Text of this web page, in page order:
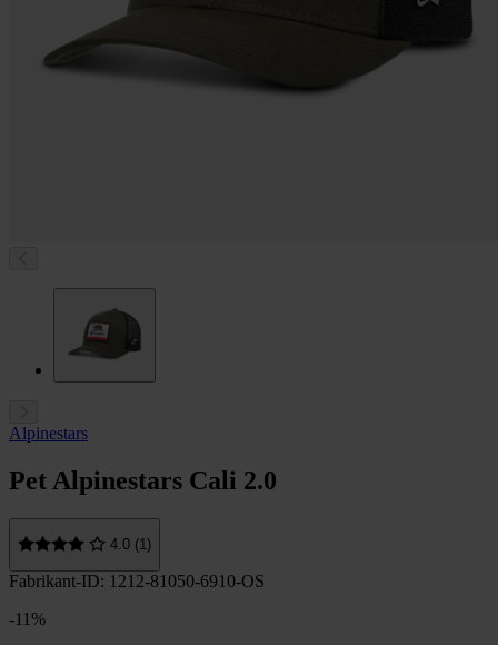
Alpinestars
Pet Alpinestars Cali 2.0
4.0 (1)
Fabrikant-ID: 1212-81050-6910-OS
-11%